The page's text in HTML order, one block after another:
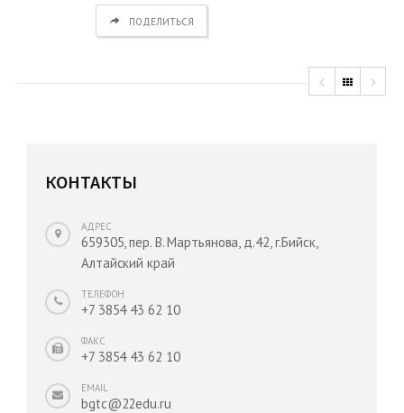
ПОДЕЛИТЬСЯ
КОНТАКТЫ
АДРЕС
659305, пер. В. Мартьянова, д.42, г.Бийск,
Алтайский край
ТЕЛЕФОН
+7 3854 43 62 10
ФАКС
+7 3854 43 62 10
EMAIL
bgtc@22edu.ru